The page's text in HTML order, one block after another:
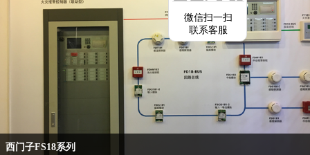
西门子FS18系列
微信扫一扫
联系客服